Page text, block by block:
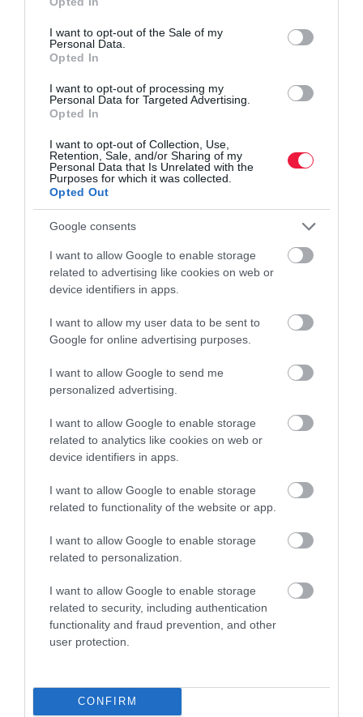
use your data for below specified purposes in below Google
consent section.
I want to opt-out of the Sale of my
Personal Data.
Opted In
I want to opt-out of processing my
Personal Data for Targeted Advertising.
Opted In
I want to opt-out of Collection, Use,
Retention, Sale, and/or Sharing of my
Personal Data that Is Unrelated with the
Purposes for which it was collected.
Opted Out
Google consents
I want to allow Google to enable storage
related to advertising like cookies on web or
device identifiers in apps.
I want to allow my user data to be sent to
Google for online advertising purposes.
I want to allow Google to send me
personalized advertising.
I want to allow Google to enable storage
related to analytics like cookies on web or
device identifiers in apps.
I want to allow Google to enable storage
related to functionality of the website or app.
I want to allow Google to enable storage
related to personalization.
I want to allow Google to enable storage
related to security, including authentication
functionality and fraud prevention, and other
user protection.
CONFIRM
VÁLLALKOZÁS
Ezért veszélyes, hogy terjedőben a céges
körbetartozás
ami azt jelenti, hogy tízből nagyjából nyolc partner jó eséllyel
késve egyenlíti ki a tartozását az Atradius globális hitelbiztosító